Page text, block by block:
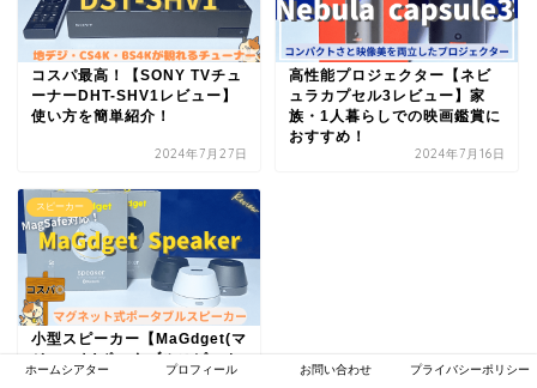
コスパ最高！【SONY TVチュ
ーナーDHT-SHV1レビュー】
使い方を簡単紹介！
2024年7月27日
高性能プロジェクター【ネビ
ュラカプセル3レビュー】家
族・1人暮らしでの映画鑑賞に
おすすめ！
2024年7月16日
スピーカー
小型スピーカー【MaGdget(マ
ジェット)ポータブルスピーカ
ー レビュー】コンパクトでお
ホームシアター プロフィール お問い合わせ プライバシーポリシー